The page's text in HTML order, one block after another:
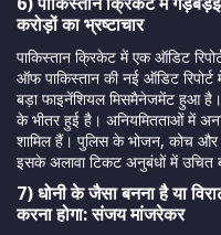
करोड़ों का भ्रष्टाचार
पाकिस्तान क्रिकेट में एक ऑडिट
ऑफ पाकिस्तान की नई ऑडिट
बड़ा फाइनेंशियल मिसमैनेजमेंट हुआ है।
के भीतर हुई है। अनियमितताओं में
शामिल हैं। पुलिस के भोजन, कोच और
इसके अलावा टिकट अनुबंधों में उचित
7) धोनी के जैसा बनना है या
करना होगा: संजय मांजरेकर